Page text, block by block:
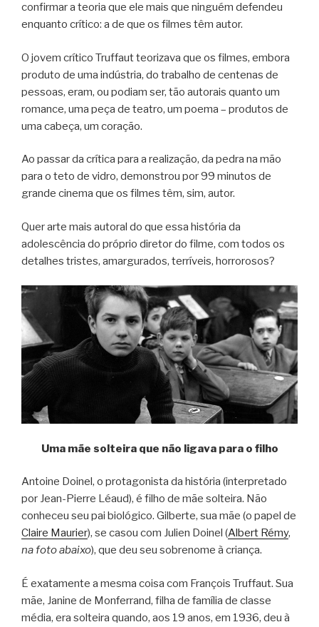
confirmar a teoria que ele mais que ninguém defendeu
enquanto crítico: a de que os filmes têm autor.
O jovem crítico Truffaut teorizava que os filmes, embora
produto de uma indústria, do trabalho de centenas de
pessoas, eram, ou podiam ser, tão autorais quanto um
romance, uma peça de teatro, um poema – produtos de
uma cabeça, um coração.
Ao passar da crítica para a realização, da pedra na mão
para o teto de vidro, demonstrou por 99 minutos de
grande cinema que os filmes têm, sim, autor.
Quer arte mais autoral do que essa história da
adolescência do próprio diretor do filme, com todos os
detalhes tristes, amargurados, terríveis, horrorosos?
Uma mãe solteira que não ligava para o filho
Antoine Doinel, o protagonista da história (interpretado
por Jean-Pierre Léaud), é filho de mãe solteira. Não
conheceu seu pai biológico. Gilberte, sua mãe (o papel de
Claire Maurier), se casou com Julien Doinel (Albert Rémy,
na foto abaixo), que deu seu sobrenome à criança.
É exatamente a mesma coisa com François Truffaut. Sua
mãe, Janine de Monferrand, filha de família de classe
média, era solteira quando, aos 19 anos, em 1936, deu à